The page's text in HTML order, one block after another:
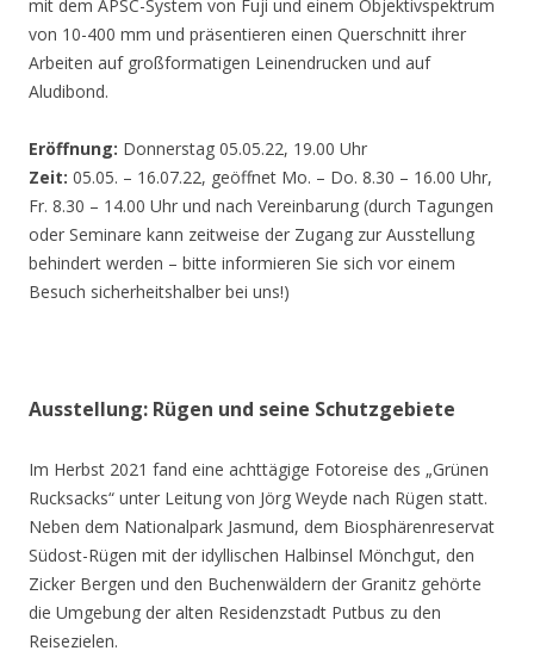
mit dem APSC-System von Fuji und einem Objektivspektrum
von 10-400 mm und präsentieren einen Querschnitt ihrer
Arbeiten auf großformatigen Leinendrucken und auf
Aludibond.
Eröffnung: Donnerstag 05.05.22, 19.00 Uhr
Zeit: 05.05. – 16.07.22, geöffnet Mo. – Do. 8.30 – 16.00 Uhr,
Fr. 8.30 – 14.00 Uhr und nach Vereinbarung (durch Tagungen
oder Seminare kann zeitweise der Zugang zur Ausstellung
behindert werden – bitte informieren Sie sich vor einem
Besuch sicherheitshalber bei uns!)
Ausstellung: Rügen und seine Schutzgebiete
Im Herbst 2021 fand eine achttägige Fotoreise des „Grünen
Rucksacks“ unter Leitung von Jörg Weyde nach Rügen statt.
Neben dem Nationalpark Jasmund, dem Biosphärenreservat
Südost-Rügen mit der idyllischen Halbinsel Mönchgut, den
Zicker Bergen und den Buchenwäldern der Granitz gehörte
die Umgebung der alten Residenzstadt Putbus zu den
Reisezielen.